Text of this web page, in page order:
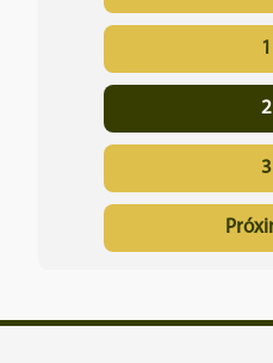
1
2
3